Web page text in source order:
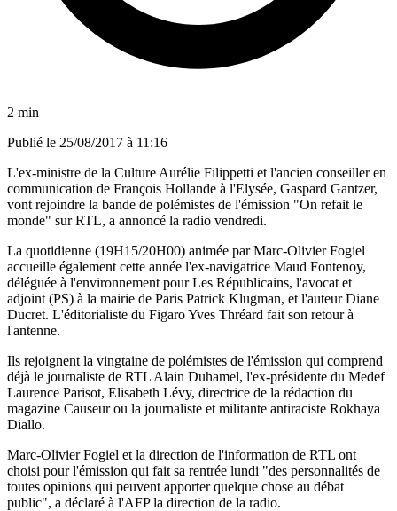
2 min
Publié le 25/08/2017 à 11:16
L'ex-ministre de la Culture Aurélie Filippetti et l'ancien conseiller en
communication de François Hollande à l'Elysée, Gaspard Gantzer,
vont rejoindre la bande de polémistes de l'émission "On refait le
monde" sur RTL, a annoncé la radio vendredi.
La quotidienne (19H15/20H00) animée par Marc-Olivier Fogiel
accueille également cette année l'ex-navigatrice Maud Fontenoy,
déléguée à l'environnement pour Les Républicains, l'avocat et
adjoint (PS) à la mairie de Paris Patrick Klugman, et l'auteur Diane
Ducret. L'éditorialiste du Figaro Yves Thréard fait son retour à
l'antenne.
Ils rejoignent la vingtaine de polémistes de l'émission qui comprend
déjà le journaliste de RTL Alain Duhamel, l'ex-présidente du Medef
Laurence Parisot, Elisabeth Lévy, directrice de la rédaction du
magazine Causeur ou la journaliste et militante antiraciste Rokhaya
Diallo.
Marc-Olivier Fogiel et la direction de l'information de RTL ont
choisi pour l'émission qui fait sa rentrée lundi "des personnalités de
toutes opinions qui peuvent apporter quelque chose au débat
public", a déclaré à l'AFP la direction de la radio.